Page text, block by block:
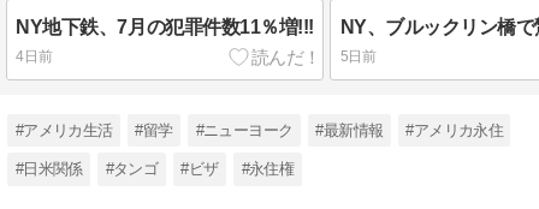
NY地下鉄、7月の犯罪件数11％増!!!
4日前
NY、ブルックリン橋
5日前
#アメリカ生活 #留学 #ニューヨーク #最新情報 #アメリカ永住
#日米関係 #タンゴ #ビザ #永住権